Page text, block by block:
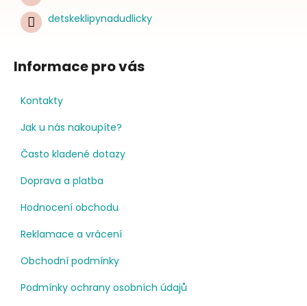
detskeklipynadudlicky
Informace pro vás
Kontakty
Jak u nás nakoupíte?
Často kladené dotazy
Doprava a platba
Hodnocení obchodu
Reklamace a vrácení
Obchodní podmínky
Podmínky ochrany osobních údajů